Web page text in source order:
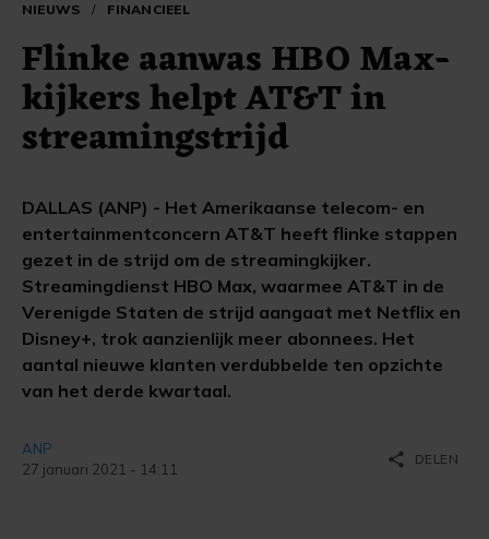
NIEUWS / FINANCIEEL
Flinke aanwas HBO Max-
kijkers helpt AT&T in
streamingstrijd
DALLAS (ANP) - Het Amerikaanse telecom- en
entertainmentconcern AT&T heeft flinke stappen
gezet in de strijd om de streamingkijker.
Streamingdienst HBO Max, waarmee AT&T in de
Verenigde Staten de strijd aangaat met Netflix en
Disney+, trok aanzienlijk meer abonnees. Het
aantal nieuwe klanten verdubbelde ten opzichte
van het derde kwartaal.
ANP
27 januari 2021 - 14:11
share DELEN